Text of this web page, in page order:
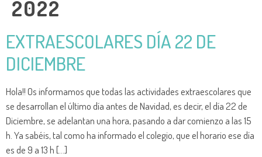
2022
EXTRAESCOLARES DÍA 22 DE
DICIEMBRE
Hola!! Os informamos que todas las actividades extraescolares que
se desarrollan el último día antes de Navidad, es decir, el día 22 de
Diciembre, se adelantan una hora, pasando a dar comienzo a las 15
h. Ya sabéis, tal como ha informado el colegio, que el horario ese día
es de 9 a 13 h […]